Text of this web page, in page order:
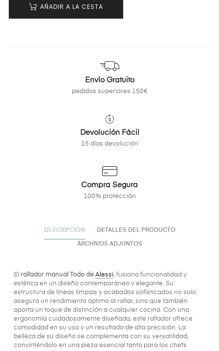
AÑADIR A LA CESTA
Envío Gratuito
pedidos superiores 150€
Devolución Fácil
15 días devolución
Compra Segura
100% protección
DESCRIPCIÓN DETALLES DEL PRODUCTO
ARCHIVOS ADJUNTOS
El rallador manual Todo de Alessi, fusiona funcionalidad y
estética en un diseño contemporáneo y elegante. Su
estructura de líneas limpias y acabados sofisticados no solo
asegura un rendimiento óptimo al rallar, sino que también
aporta un toque de distinción a cualquier cocina. Con una
ergonomía cuidadosamente diseñada, este rallador ofrece
comodidad en su uso y un resultado de alta precisión. La
belleza de su diseño se complementa con su versatilidad,
convirtiéndolo en una pieza esencial tanto para los chefs